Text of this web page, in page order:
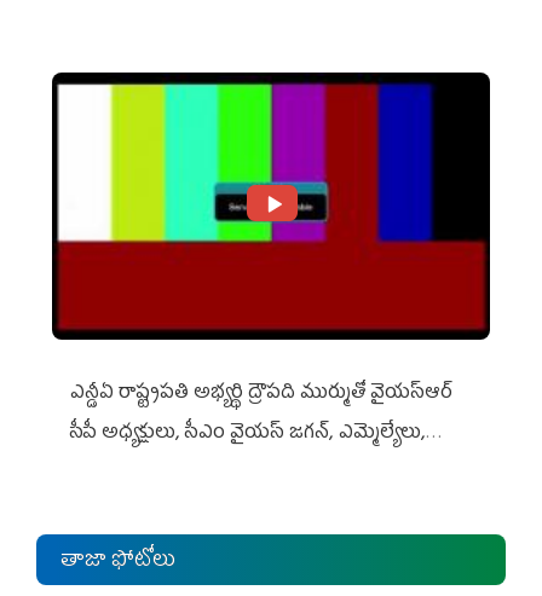
ఎన్డీఏ రాష్ట్ర‌ప‌తి అభ్య‌ర్థి ద్రౌప‌ది ముర్ముతో వైయ‌స్ఆర్
సీపీ అధ్య‌క్షులు, సీఎం వైయ‌స్ జ‌గ‌న్, ఎమ్మెల్యేలు,
తాజా ఫోటోలు